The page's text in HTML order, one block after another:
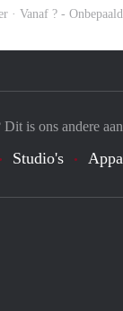
· Vanaf ? -
is ons andere
Studio's